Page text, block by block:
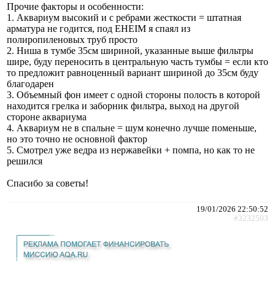
Прочие факторы и особенности:
1. Аквариум высокий и с ребрами жесткости = штатная
арматура не годится, под EHEIM я спаял из
полиропиленовых труб просто
2. Ниша в тумбе 35см шириной, указанные выше фильтры
шире, буду переносить в центральную часть тумбы = если кто
то предложит равноценный вариант шириной до 35см буду
благодарен
3. Объемный фон имеет с одной стороны полость в которой
находится грелка и заборник фильтра, выход на другой
стороне аквариума
4. Аквариум не в спальне = шум конечно лучше поменьше,
но это точно не основной фактор
5. Смотрел уже ведра из нержавейки + помпа, но как то не
решился
Спасибо за советы!
19/01/2026 22:50:52
#3232503